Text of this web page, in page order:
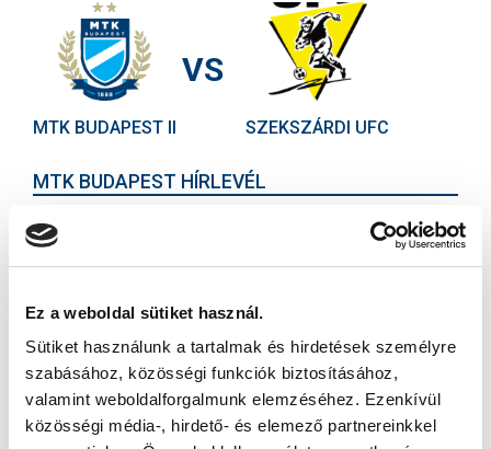
Ez a weboldal sütiket használ.
Sütiket használunk a tartalmak és hirdetések személyre
szabásához, közösségi funkciók biztosításához,
valamint weboldalforgalmunk elemzéséhez. Ezenkívül
közösségi média-, hirdető- és elemező partnereinkkel
MTK BUDAPEST II
VS
SZEKSZÁRDI UFC
MTK BUDAPEST HÍRLEVÉL
Ne maradjon le egy eseményről sem! Iratkozzon fel ingyenes
Elfogadom azAdatvédelmi tájékoztatót!